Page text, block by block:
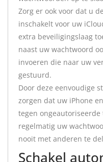
Zorg er ook voor dat u
inschakelt voor uw
extra beveiligingslaag
naast uw wachtwoord
invoeren die naar uw
gestuurd.
Door deze eenvoudige
zorgen dat uw iPhone
tegen ongeautoriseerde
regelmatig uw
nooit met anderen te
Schakel